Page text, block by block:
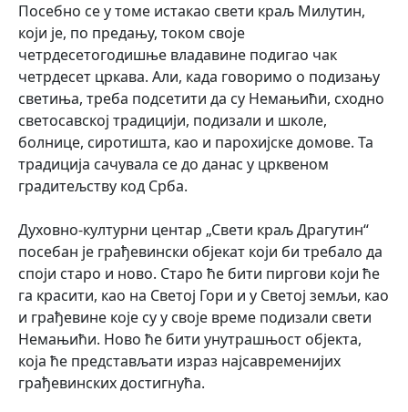
Посебно се у томе истакао свети краљ Милутин,
који је, по предању, током своје
четрдесетогодишње владавине подигао чак
четрдесет цркава. Али, када говоримо о подизању
светиња, треба подсетити да су Немањићи, сходно
светосавској традицији, подизали и школе,
болнице, сиротишта, као и парохијске домове. Та
традиција сачувала се до данас у црквеном
градитељству код Срба.
Духовно-културни центар „Свети краљ Драгутин“
посебан је грађевински објекат који би требало да
споји старо и ново. Старо ће бити пиргови који ће
га красити, као на Светој Гори и у Светој земљи, као
и грађевине које су у своје време подизали свети
Немањићи. Ново ће бити унутрашњост објекта,
која ће представљати израз најсавременијих
грађевинских достигнућа.